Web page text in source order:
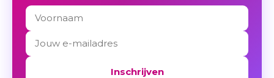
Inschrijven